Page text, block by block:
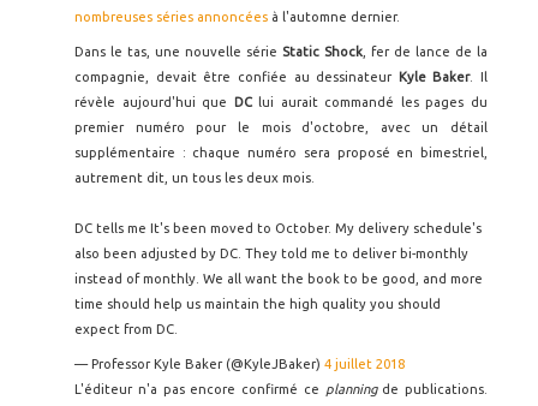
nombreuses séries annoncées à l'automne dernier.
Dans le tas, une nouvelle série Static Shock , fer de lance de la
compagnie, devait être confiée au dessinateur Kyle Baker. Il
révèle aujourd'hui que
DClui aurait commandé les pages du
premier numéro pour le mois d'octobre, avec un détail
supplémentaire : chaque numéro sera proposé en bimestriel,
autrement dit, un tous les deux mois.
DC tells me It's been moved to October. My delivery schedule's
also been adjusted by DC. They told me to deliver bi-monthly
instead of monthly. We all want the book to be good, and more
time should help us maintain the high quality you should
expect from DC.
— Professor Kyle Baker (@KyleJBaker) 4 juillet 2018
L'éditeur n'a pas encore confirmé ce planningde publications.